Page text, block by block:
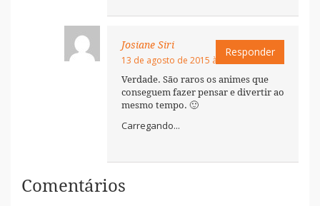
Josiane Siri
13 de agosto de 2015 às 23:39
Verdade. São raros os animes que
conseguem fazer pensar e divertir ao
mesmo tempo. 🙂
Carregando...
Responder
Comentários